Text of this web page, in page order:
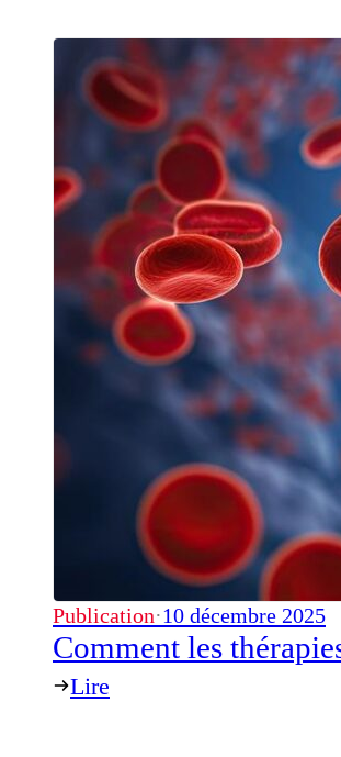
Publication·10 décembre 2025
Comment les
Lire